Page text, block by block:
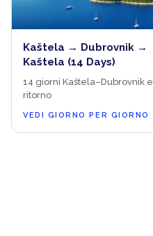
Kaštela → Dubrovnik →
Kaštela (14 Days)
14 giorni Kaštela–Dubrovnik e
ritorno
VEDI GIORNO PER GIORNO